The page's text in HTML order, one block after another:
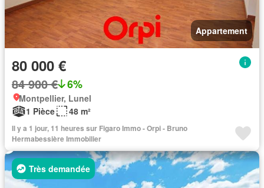
Appartement
80 000 €
84 900 € 6%
Montpellier, Lunel
1 Pièce
48 m²
Il y a 1 jour, 11 heures sur Figaro Immo - Orpi - Bruno
Hermabessière Immobilier
Très demandée